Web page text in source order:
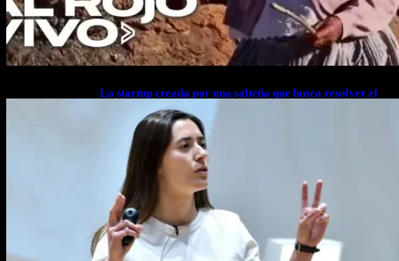
La startup creada por una salteña que busca resolver el
estrés financiero en Latinoamérica